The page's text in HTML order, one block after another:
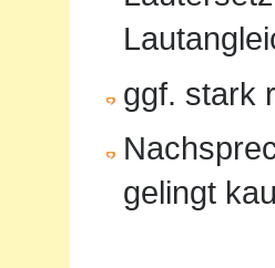
ggf. stark
gelingt